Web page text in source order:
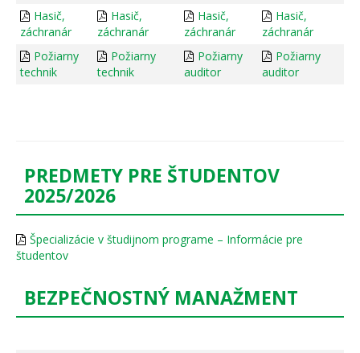
Hasič,
záchranár
Hasič,
záchranár
Hasič,
záchranár
Hasič,
záchranár
Požiarny
technik
Požiarny
technik
Požiarny
auditor
Požiarny
auditor
PREDMETY PRE ŠTUDENTOV
2025/2026
Špecializácie v študijnom programe – Informácie pre
študentov
BEZPEČNOSTNÝ MANAŽMENT